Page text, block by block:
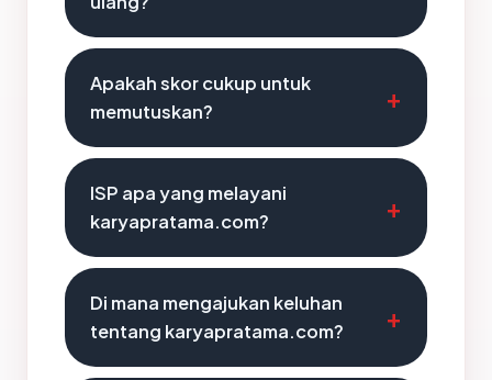
Apakah skor cukup untuk
memutuskan?
ISP apa yang melayani
karyapratama.com?
Di mana mengajukan keluhan
tentang karyapratama.com?